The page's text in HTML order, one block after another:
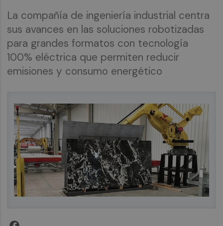
La compañía de ingeniería industrial centra
sus avances en las soluciones robotizadas
para grandes formatos con tecnología
100% eléctrica que permiten reducir
emisiones y consumo energético